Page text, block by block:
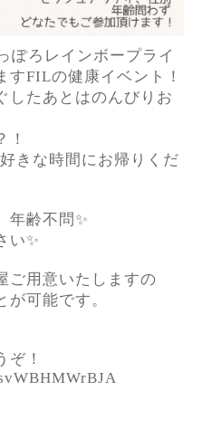
ぽろレインボープライ
すFILの健康イベント！
したあとはのんびりお
！
きな時間にお帰りくだ
年齢不問✨
い✨
ご用意いたしますの
可能です。
ぞ！